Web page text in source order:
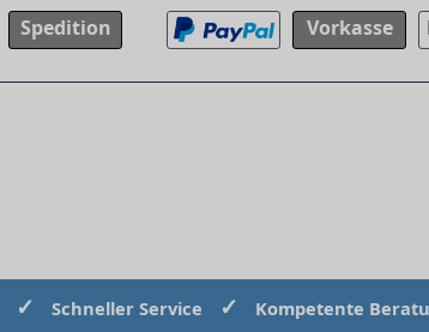
Spedition
Vorkasse
✓ Schneller Service ✓ Kompetente